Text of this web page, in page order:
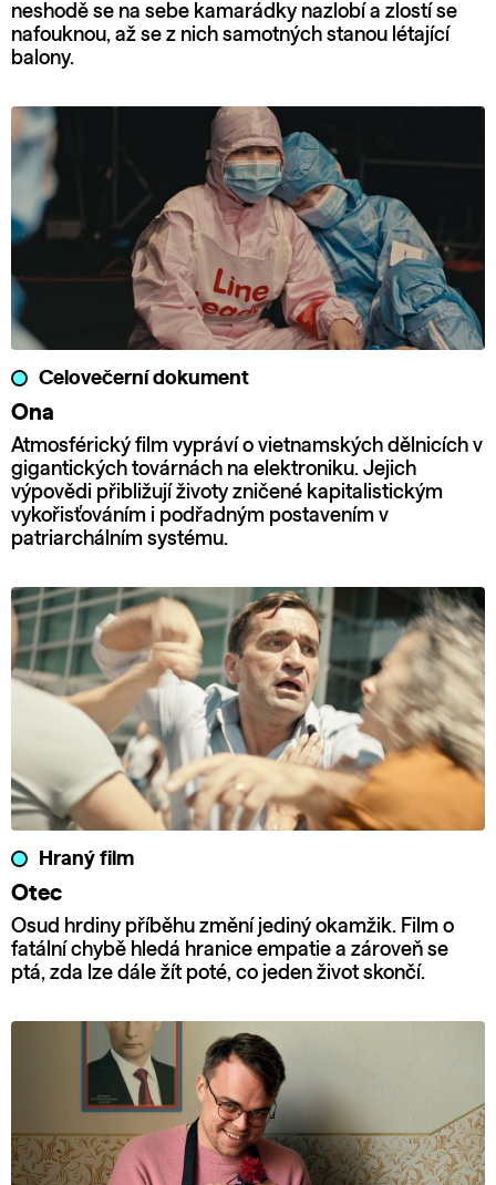
neshodě se na sebe kamarádky nazlobí a zlostí se
nafouknou, až se z nich samotných stanou létající
balony.
Celovečerní dokument
Ona
Atmosférický film vypráví o vietnamských dělnicích v
gigantických továrnách na elektroniku. Jejich
výpovědi přibližují životy zničené kapitalistickým
vykořisťováním i podřadným postavením v
patriarchálním systému.
Hraný film
Otec
Osud hrdiny příběhu změní jediný okamžik. Film o
fatální chybě hledá hranice empatie a zároveň se
ptá, zda lze dále žít poté, co jeden život skončí.